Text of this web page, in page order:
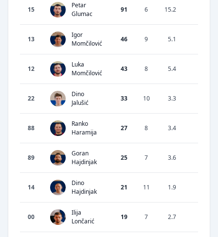
15
Petar
Glumac
91 6 15.2
13
Igor
Momčilović
46 9 5.1
12
Luka
Momčilović
43 8 5.4
22
Dino
Jalušić
33 10 3.3
88
Ranko
Haramija
27 8 3.4
89
Goran
Hajdinjak
25 7 3.6
14
Dino
Hajdinjak
21 11 1.9
00
Ilija
Lončarić
19 7 2.7